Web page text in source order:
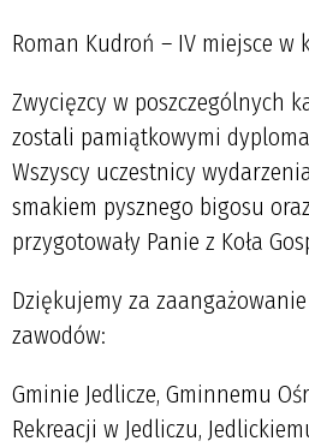
Roman Kudroń – IV miejsce w
Zwycięzcy w poszczególnych
zostali pamiątkowymi
Wszyscy uczestnicy
smakiem pysznego bigosu
przygotowały Panie z Koła
Dziękujemy za
zawodów:
Gminie Jedlicze, Gminnemu
Rekreacji w Jedliczu,